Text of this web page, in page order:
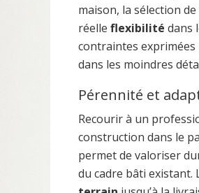
maison, la sélection de
réelle flexibilité dans
contraintes exprimées
dans les moindres
Pérennité et
Recourir à un
construction dans le
permet de valoriser
du cadre bâti existant.